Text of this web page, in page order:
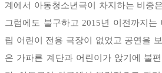
계에서 아동청소년극이 차지하는 비중
그럼에도 불구하고 2015년 이전까지
립 어린이 전용 극장이 없었고 공연을
은 가파른 계단과 어린이가 앉기에 불